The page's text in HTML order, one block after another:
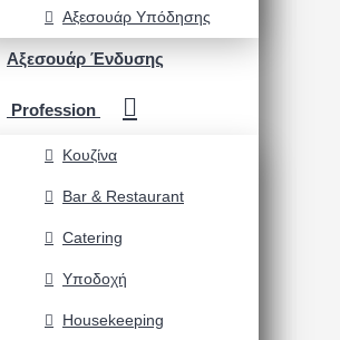
Αξεσουάρ Υπόδησης
Αξεσουάρ Ένδυσης
Profession
Κουζίνα
Bar & Restaurant
Catering
Υποδοχή
Housekeeping